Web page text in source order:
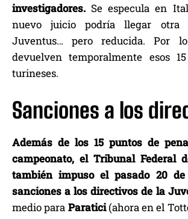
investigadores. Se especula en
nuevo juicio podría llegar
Juventus… pero reducida. Por
devuelven temporalmente esos
turineses.
Sanciones a los
Además de los 15 puntos de
campeonato, el Tribunal Federal
también impuso el pasado 20
sanciones a los directivos de la
medio para Paratici(ahora en el